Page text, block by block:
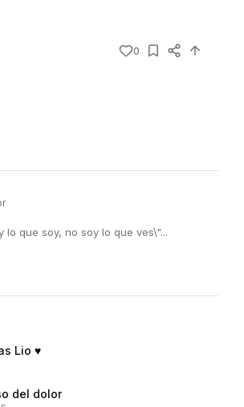
0
lo que soy, no soy lo que ves\"...
Lio ♥
del dolor